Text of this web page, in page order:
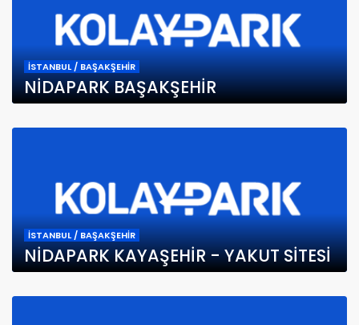
İSTANBUL / BAŞAKŞEHİR
NİDAPARK BAŞAKŞEHİR
İSTANBUL / BAŞAKŞEHİR
NİDAPARK KAYAŞEHİR - YAKUT SİTESİ